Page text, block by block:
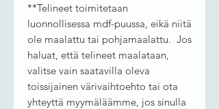
**Telineet toimitetaan
luonnollisessa mdf-puussa, eikä niitä
ole maalattu tai pohjamaalattu. Jos
haluat, että telineet maalataan,
valitse vain saatavilla oleva
toissijainen värivaihtoehto tai ota
yhteyttä myymäläämme, jos sinulla